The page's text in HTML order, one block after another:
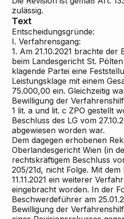
zulässig.
Text
Entscheidungsgründe:
I. Verfahrensgang:
1. Am 21.10.2021 brachte
beim Landesgericht St.
klagende Partei eine
Leistungsklage mit einem
75.000,00 ein. Gleichzeitig
Bewilligung der
1 lit. a und lit. c ZPO gestellt
Beschluss des LG vom
abgewiesen worden war.
Dem dagegen erhobenen
Oberlandesgericht Wien (in
rechtskräftigem Beschluss
205/21d, nicht Folge. Mit
11.11.2021 ein weiterer
eingebracht worden. In der
Beschwerdeführer am
Bewilligung der